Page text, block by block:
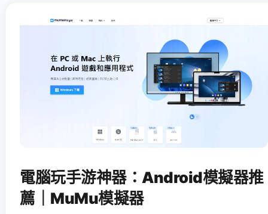
電腦玩手游神器：Android模擬器推
薦｜MuMu模擬器